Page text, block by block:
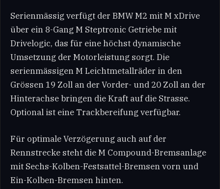
Serienmässig verfügt der BMW M2 mit M xDrive
über ein 8-Gang M Steptronic Getriebe mit
Drivelogic, das für eine höchst dynamische
Umsetzung der Motorleistung sorgt. Die
serienmässigen M Leichtmetallräder in den
Grössen 19 Zoll an der Vorder- und 20 Zoll an der
Hinterachse bringen die Kraft auf die Strasse.
Optional ist eine Trackbereifung verfügbar.
Für optimale Verzögerung auch auf der
Rennstrecke steht die M Compound-Bremsanlage
mit Sechs-Kolben-Festsattel-Bremsen vorn und
Ein-Kolben-Bremsen hinten.